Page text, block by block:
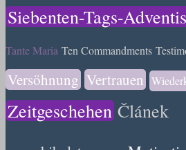
Siebenten-Tags-
Tante Maria Ten Commandments
Versöhnung Vertrauen
Zeitgeschehen Článek